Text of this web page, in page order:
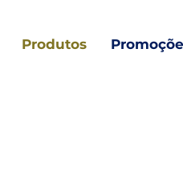
Produtos